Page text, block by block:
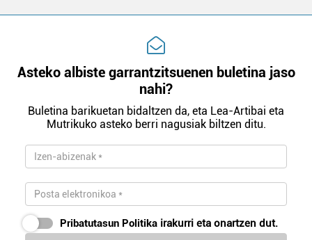
Asteko albiste garrantzitsuenen buletina jaso
nahi?
Buletina barikuetan bidaltzen da, eta Lea-Artibai eta
Mutrikuko asteko berri nagusiak biltzen ditu.
Pribatutasun Politika irakurri eta onartzen dut.